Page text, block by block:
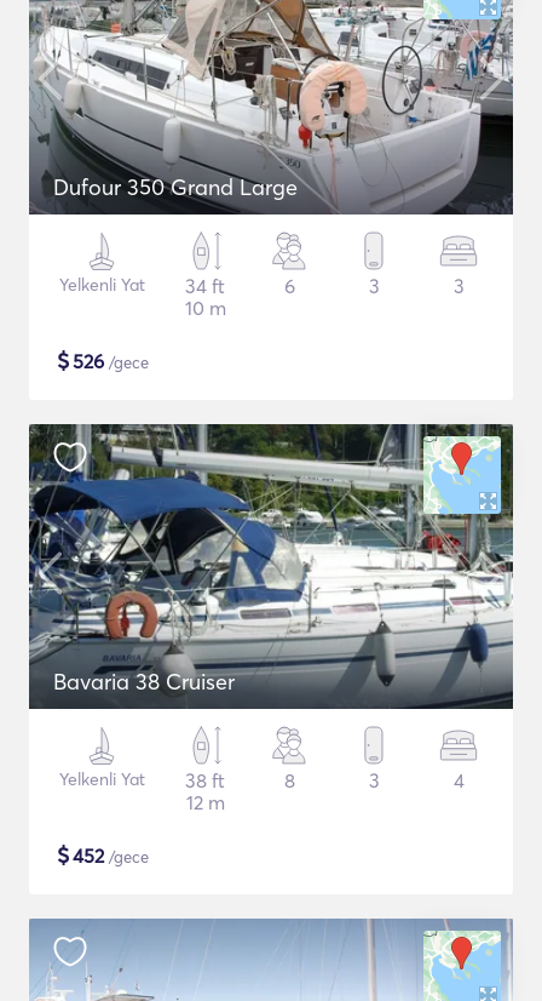
Dufour 350 Grand Large
Yelkenli Yat
34 ft
10 m
6 3 3
$526 /gece
Bavaria 38 Cruiser
Yelkenli Yat
38 ft
12 m
8 3 4
$452/gece